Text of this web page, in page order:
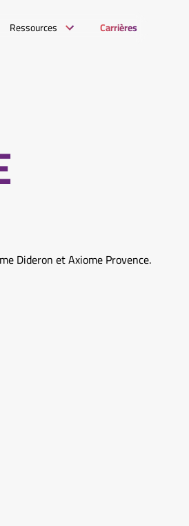
Ressources Carrières
Dideron et Axiome Provence.